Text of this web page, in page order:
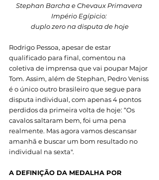
Stephan Barcha e Chevaux Primavera
Império Egípicio:
duplo zero na disputa de hoje
Rodrigo Pessoa, apesar de estar
qualificado para final, comentou na
coletiva de imprensa que vai poupar Major
Tom. Assim, além de Stephan, Pedro Veniss
é o único outro brasileiro que segue para
disputa individual, com apenas 4 pontos
perdidos da primeira volta de hoje: “Os
cavalos saltaram bem, foi uma pena
realmente. Mas agora vamos descansar
amanhã e buscar um bom resultado no
individual na sexta".
A DEFINIÇÃO DA MEDALHA POR